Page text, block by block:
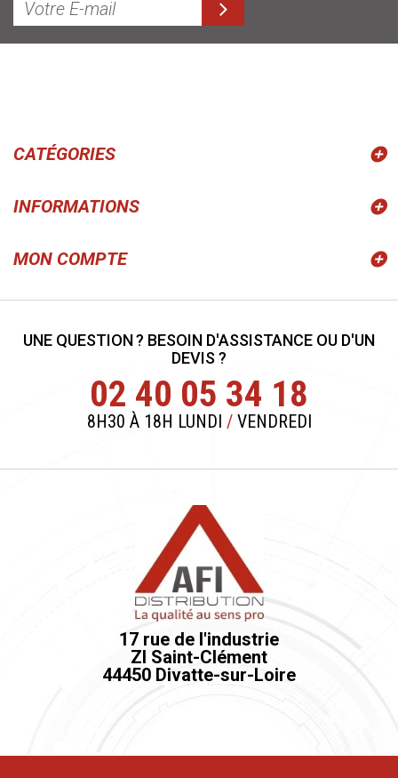
CATÉGORIES
INFORMATIONS
MON COMPTE
UNE QUESTION ? BESOIN D'ASSISTANCE OU D'UN
DEVIS ?
02 40 05 34 18
8H30 À 18H LUNDI /VENDREDI
17 rue de l'industrie
ZI Saint-Clément
44450 Divatte-sur-Loire